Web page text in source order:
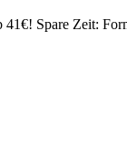
Spare Zeit: